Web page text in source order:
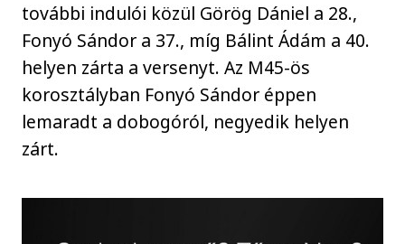
további indulói közül Görög Dániel a 28.,
Fonyó Sándor a 37., míg Bálint Ádám a 40.
helyen zárta a versenyt. Az M45-ös
korosztályban Fonyó Sándor éppen
lemaradt a dobogóról, negyedik helyen
zárt.